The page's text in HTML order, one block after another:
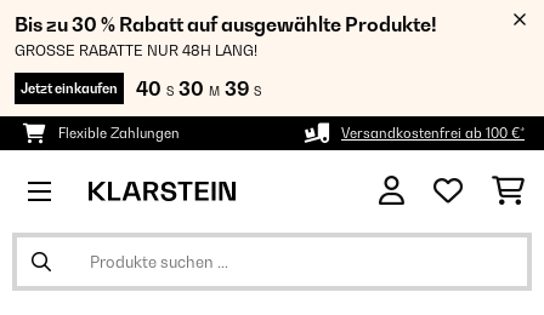
Bis zu 30 % Rabatt auf ausgewählte Produkte!
GROSSE RABATTE NUR 48H LANG!
Jetzt einkaufen 40 S 30 M 38 S
Flexible Zahlungen Versandkostenfrei ab 100 €*